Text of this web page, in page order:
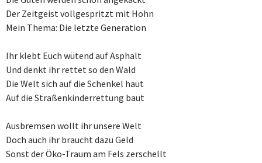
Der Zeitgeist vollgespritzt mit Hohn
Mein Thema: Die letzte Generation
Ihr klebt Euch wütend auf Asphalt
Und denkt ihr rettet so den Wald
Die Welt sich auf die Schenkel haut
Auf die Straßenkinderrettung baut
Ausbremsen wollt ihr unsere Welt
Doch auch ihr braucht dazu Geld
Sonst der Öko-Traum am Fels zerschellt